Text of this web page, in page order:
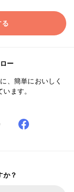
ー
、簡単においしく
ます。
か？